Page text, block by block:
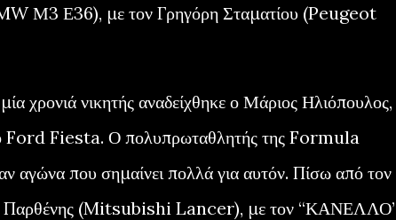
Μ3 Ε36), με τον Γρηγόρη Σταματίου (Peugeot
χρονιά νικητής αναδείχθηκε ο Μάριος
το Ford Fiesta. Ο πολυπρωταθλητής της Formula
αγώνα που σημαίνει πολλά για αυτόν. Πίσω από τον
Παρθένης (Mitsubishi Lancer), με τον